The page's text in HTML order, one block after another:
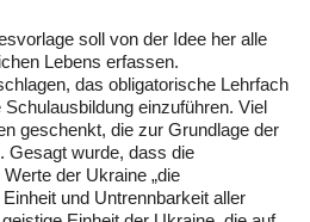
soll von der Idee her alle
Lebens erfassen.
das obligatorische Lehrfach
einzuführen. Viel
geschenkt, die zur Grundlage der
Gesagt wurde, dass die
der Ukraine „die
und Untrennbarkeit aller